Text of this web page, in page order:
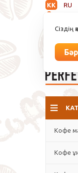
KK
RU
Сіздің
Кофе
Кофе